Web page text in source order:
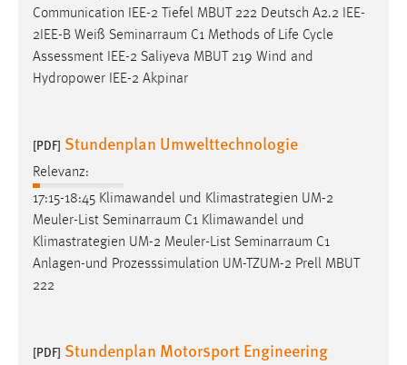
Communication IEE-2 Tiefel MBUT 222 Deutsch A2.2 IEE-
2IEE-B Weiß Seminarraum C1 Methods of Life Cycle
Assessment IEE-2 Saliyeva MBUT 219 Wind and
Hydropower IEE-2 Akpinar
[PDF] Stundenplan Umwelttechnologie
Relevanz:
17:15-18:45 Klimawandel und Klimastrategien UM-2
Meuler-List Seminarraum C1 Klimawandel und
Klimastrategien UM-2 Meuler-List Seminarraum C1
Anlagen-und Prozesssimulation UM-TZUM-2 Prell MBUT
222
[PDF] Stundenplan Motorsport Engineering
Zweck:
Dieser Cookie ist notwendig um sich an der Website
einloggen zu können.
Cookie Laufzeit:
STATISTIK
Statistik Cookies erfassen Informationen anonym.
Diese Informationen helfen uns zu verstehen, wie
unsere Besucher unsere Website nutzen.
_pk_ref, _pk_cvar, _pk_id, _pk_ses